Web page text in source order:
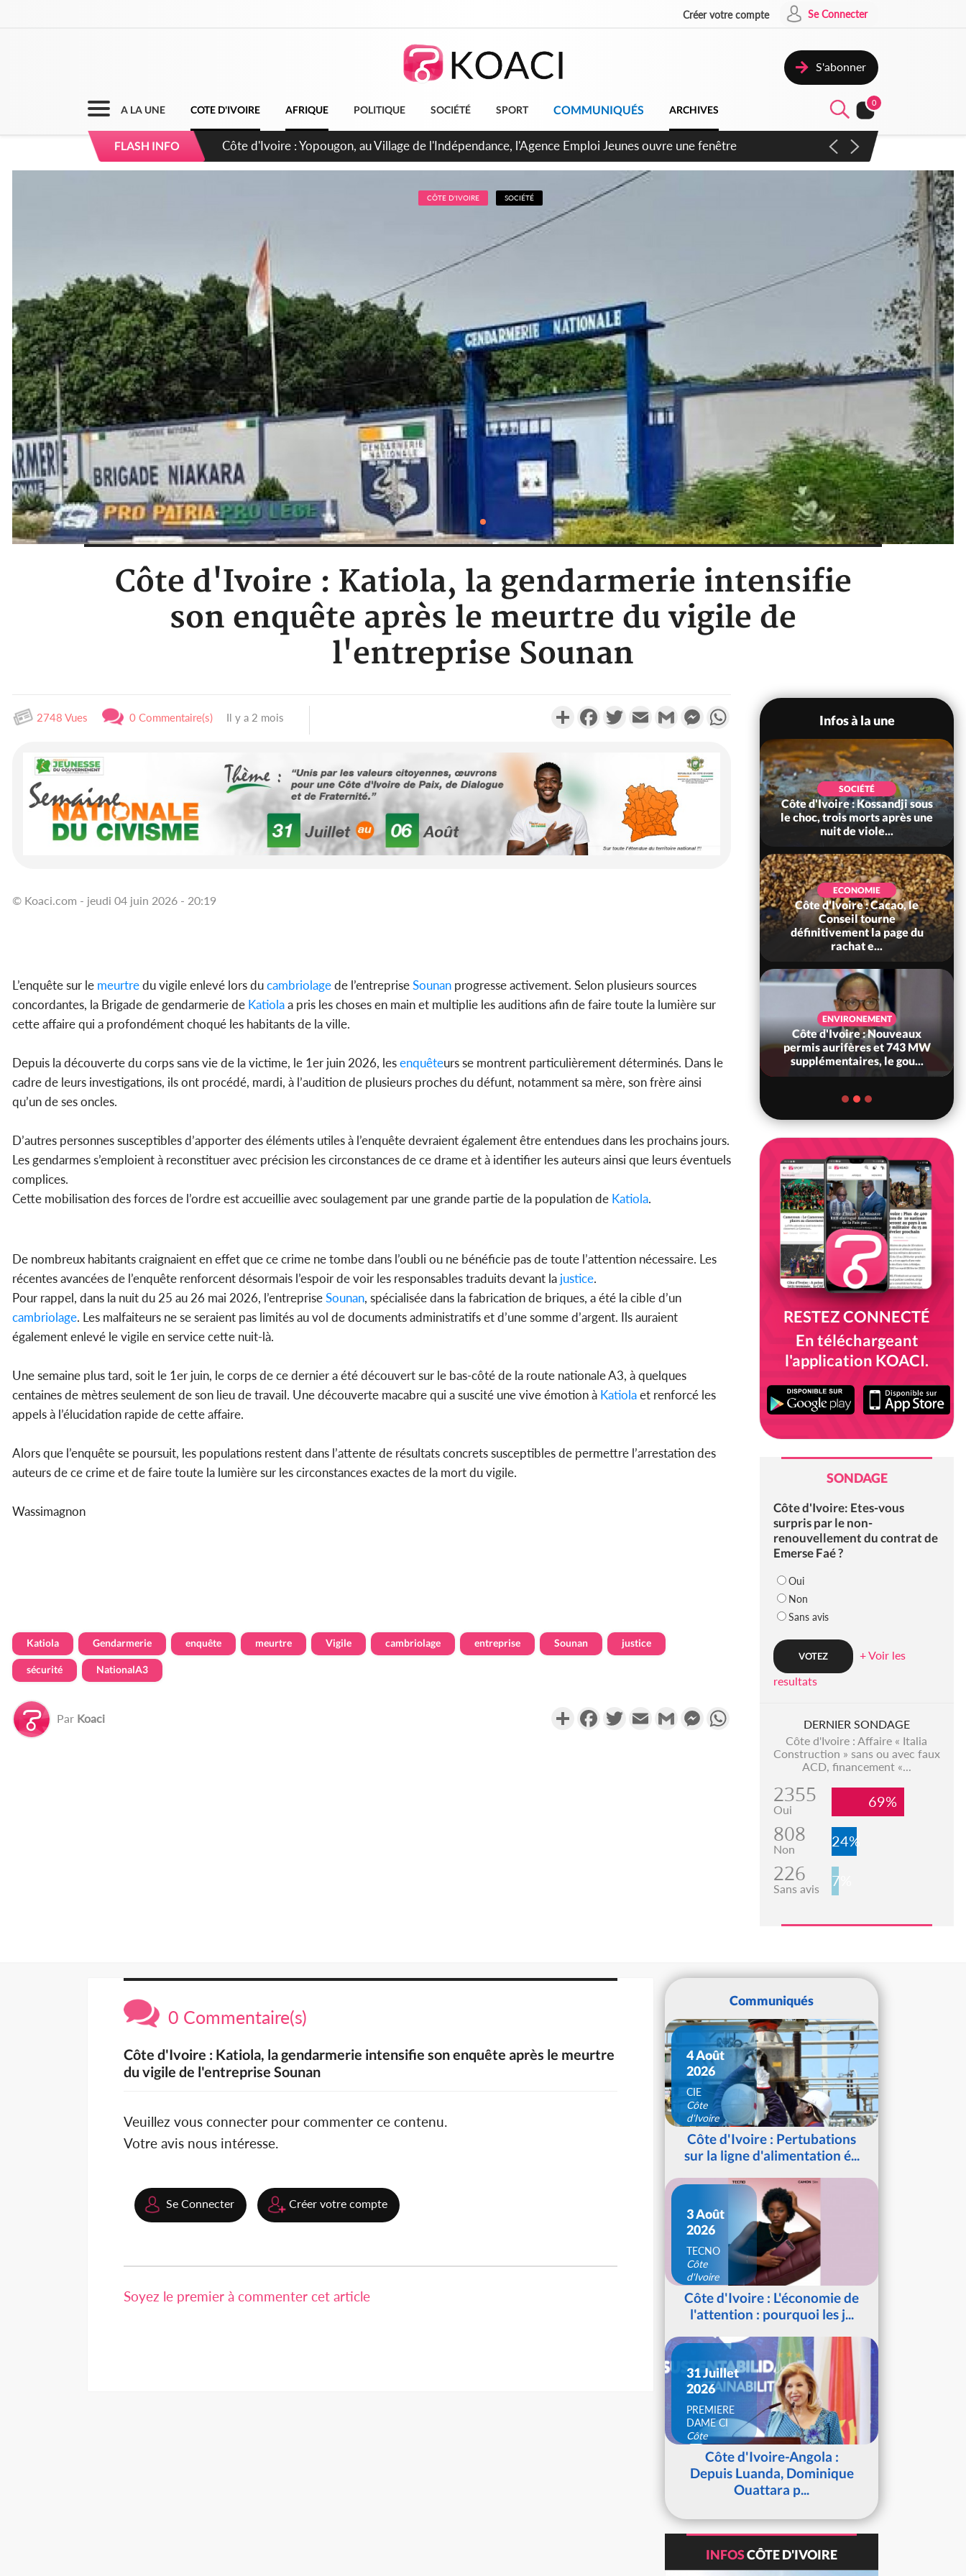
Créer votre compte Se Connecter
S'abonner
A LA UNE COTE D'IVOIRE AFRIQUE POLITIQUE SOCIÉTÉ SPORT COMMUNIQUÉS ARCHIVES
0
FLASH INFO
Côte d'Ivoire : CHU de Treichville, après la fronde, les agents contractuels obtiennent un accord avec la
direction sur les arriérés du SMIG 2023
CÔTE D'IVOIRE SOCIÉTÉ
Côte d'Ivoire : Katiola, la gendarmerie intensifie
son enquête après le meurtre du vigile de
l'entreprise Sounan
2748 Vues 0 Commentaire(s) Il y a 2 mois PartagerFacebookTwitterEmail Gmail MessengerWhatsApp
© Koaci.com - jeudi 04 juin 2026 - 20:19
L’enquête sur le meurtredu vigile enlevé lors ducambriolagede l’entrepriseSounan progresse activement. Selon plusieurs sources
concordantes, la Brigade de gendarmerie de Katiolaa pris les choses en main et multiplie les auditions afin de faire toute la lumière sur
cette affaire qui a profondément choqué les habitants de la ville.
Depuis la découverte du corps sans vie de la victime, le 1er juin 2026, lesenquêteurs se montrent particulièrement déterminés. Dans le
cadre de leurs investigations, ils ont procédé, mardi, à l’audition de plusieurs proches du défunt, notamment sa mère, son frère ainsi
qu’un de ses oncles.
D’autres personnes susceptibles d’apporter des éléments utiles à l’enquête devraient également être entendues dans les prochains jours.
Les gendarmes s’emploient à reconstituer avec précision les circonstances de ce drame et à identifier les auteurs ainsi que leurs éventuels
complices.
Cette mobilisation des forces de l’ordre est accueillie avec soulagement par une grande partie de la population de Katiola.
De nombreux habitants craignaient en effet que ce crime ne tombe dans l’oubli ou ne bénéficie pas de toute l’attention nécessaire. Les
récentes avancées de l’enquête renforcent désormais l’espoir de voir les responsables traduits devant la justice.
Pour rappel, dans la nuit du 25 au 26 mai 2026, l’entrepriseSounan, spécialisée dans la fabrication de briques, a été la cible d’un
cambriolage. Les malfaiteurs ne se seraient pas limités au vol de documents administratifs et d’une somme d’argent. Ils auraient
également enlevé le vigile en service cette nuit-là.
Une semaine plus tard, soit le 1er juin, le corps de ce dernier a été découvert sur le bas-côté de la route nationale A3, à quelques
centaines de mètres seulement de son lieu de travail. Une découverte macabre qui a suscité une vive émotion à Katiolaet renforcé les
appels à l’élucidation rapide de cette affaire.
Alors que l’enquête se poursuit, les populations restent dans l’attente de résultats concrets susceptibles de permettre l’arrestation des
auteurs de ce crime et de faire toute la lumière sur les circonstances exactes de la mort du vigile.
Wassimagnon
Katiola Gendarmerie enquête meurtre Vigile cambriolage entreprise Sounan justice
sécurité NationalA3
Par Koaci PartagerFacebookTwitterEmail Gmail Messenger
Infos à la une
POLITIQUE
Côte d'Ivoire : Indépendance
2026, Yopougon coeur
battant de la célébration...
modernise ses structures...
SOCIÉTÉ
Côte d'Ivoire : Kossandji sous
le choc, trois morts après une
nuit de viole...
ECONOMIE
Côte d'Ivoire : Cacao, le
Conseil tourne
définitivement la page du
rachat e...
ENVIRONEMENT
Côte d'Ivoire : Nouveaux
permis aurifères et 743 MW
supplémentaires, le gou...
RESTEZ CONNECTÉ
En téléchargeant
l'application KOACI.
SONDAGE
Côte d'Ivoire: Etes-vous
surpris par le non-
renouvellement du contrat de
Emerse Faé ?
Oui
Non
Sans avis
+ Voir les
resultats
DERNIER SONDAGE
Côte d'Ivoire : Affaire « Italia
Construction » sans ou avec faux
ACD, financement «...
2355
Oui 69%
808
Non 24%
226
Sans avis 7%
0 Commentaire(s)
Côte d'Ivoire : Katiola, la gendarmerie intensifie son enquête après le meurtre
du vigile de l'entreprise Sounan
Veuillez vous connecter pour commenter ce contenu.
Votre avis nous intéresse.
Se Connecter Créer votre compte
Soyez le premier à commenter cet article
Communiqués
4 Août
2026
CIE
Côte
d'Ivoire
Côte d'Ivoire : Pertubations
sur la ligne d'alimentation é...
3 Août
2026
TECNO
Côte
d'Ivoire
Côte d'Ivoire : L'économie de
l'attention : pourquoi les j...
31 Juillet
2026
PREMIERE
DAME CI
Côte
d'IvoireCôte d'Ivoire-Angola :
Depuis Luanda, Dominique
Ouattara p...
INFOSCÔTE D'IVOIRE